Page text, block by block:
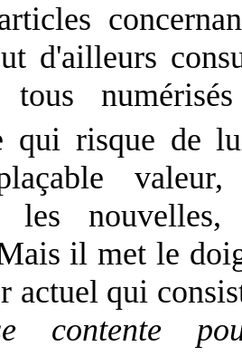
d'ailleurs
tous
qui risque de
les
il met le
actuel qui
contente